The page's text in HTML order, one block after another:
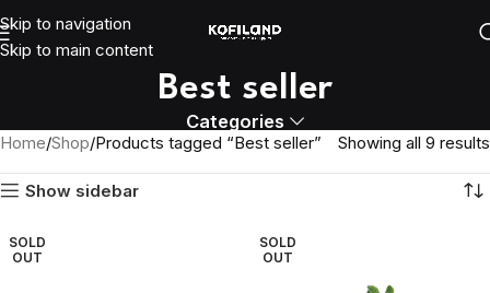
Skip to navigation
Skip to main content
Best seller
Categories
Home Shop Products tagged “Best seller” Showing all 9 results
Show sidebar
SOLD
OUT
SOLD
OUT